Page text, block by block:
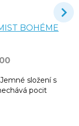
BOHÉME
složení s
pocit